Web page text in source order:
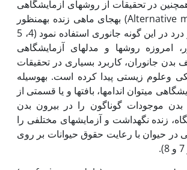
در تحقیقات از روش‏های آزمایشگاهی
جایگزین (Alternative models) به‏جای ماهی زنده به‏منظور
کاهش استرس و درد در این گونه جانوری استفاده نمود (4، 5
امروزه روش‏ها و مدل‏های آزمایشگاهی
بدن جانوران، کاربرد بسیاری در تحقیقات
وعلوم زیستی پیدا کرده است. به‏وسیله
می‏توان اندام‏ها، بافت‏ها و یا قسمتی از
بدن موجودات گوناگون را در بیرون بدن
زنده نگه‏داشت و آزمایش‏های مختلفی را
در حیوان با رعایت حقوق حیوانات بر روی